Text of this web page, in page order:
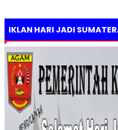
IKLAN HARI JADI